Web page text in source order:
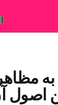
اصول